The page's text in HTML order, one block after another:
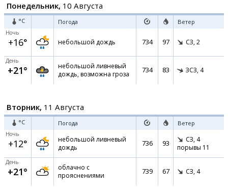
Понедельник, 10 Августа
°C Погода Ветер
Ночь
+16° небольшой дождь 734 97 СЗ, 2
День
+21°
небольшой ливневый
дождь, возможна гроза
734 83 ЗСЗ, 4
Вторник, 11 Августа
°C Погода Ветер
Ночь
+12°
небольшой ливневый
дождь
736 93 СЗ, 4
порывы 11
День
+21°
облачно с
прояснениями
739 67 СЗ, 4